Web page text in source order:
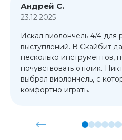
Андрей С.
23.12.2025
Искал виолончель 4/4 для
выступлений. В Скайбит
несколько инструментов,
почувствовать отклик.
выбрал виолончель, с
комфортно играть.